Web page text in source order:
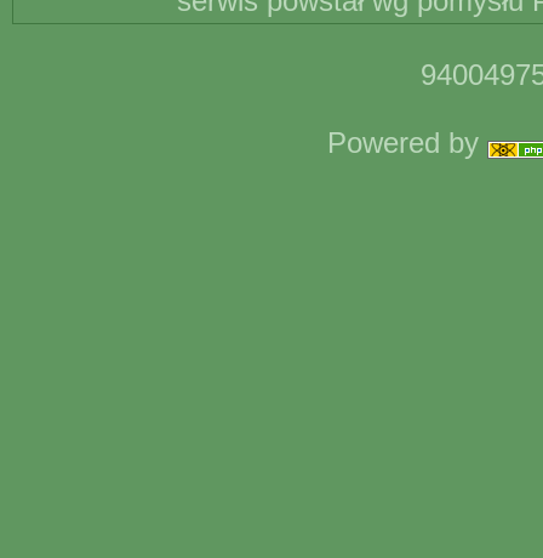
Powered by